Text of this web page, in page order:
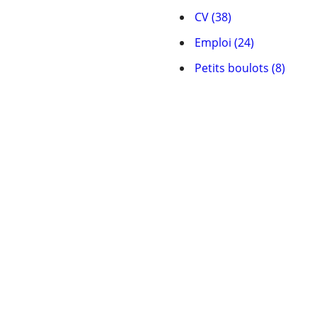
CV (38)
Emploi (24)
Petits boulots (8)